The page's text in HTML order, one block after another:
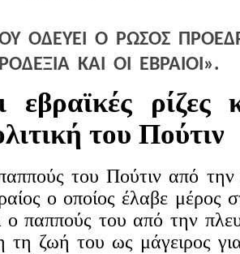
ΟΔΕΥΕΙ Ο ΡΩΣΟΣ
ΚΑΙ ΟΙ ΕΒΡΑΙΟΙ».
εβραϊκές ρίζες
του Πούτιν
του Πούτιν από
ο οποίος έλαβε μέρος
ο παππούς του από την
τη ζωή του ως μάγειρος